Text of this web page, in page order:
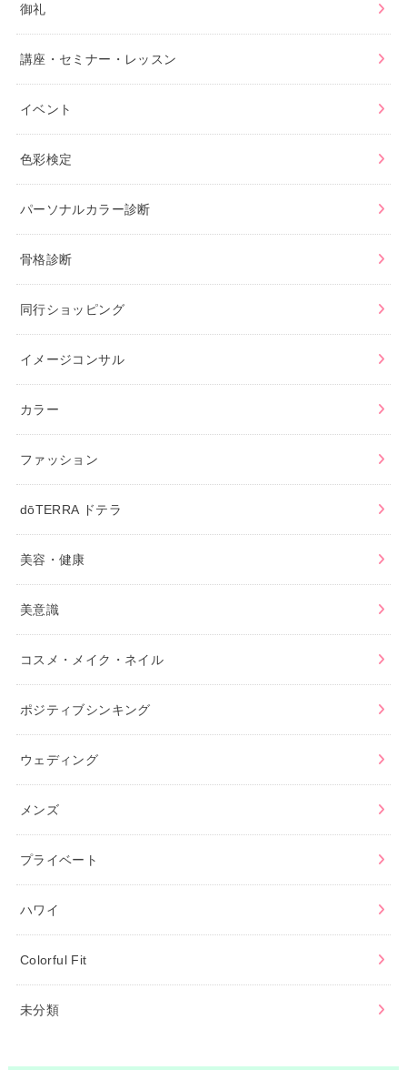
御礼
講座・セミナー・レッスン
イベント
色彩検定
パーソナルカラー診断
骨格診断
同行ショッピング
イメージコンサル
カラー
ファッション
dōTERRA ドテラ
美容・健康
美意識
コスメ・メイク・ネイル
ポジティブシンキング
ウェディング
メンズ
プライベート
ハワイ
Colorful Fit
未分類